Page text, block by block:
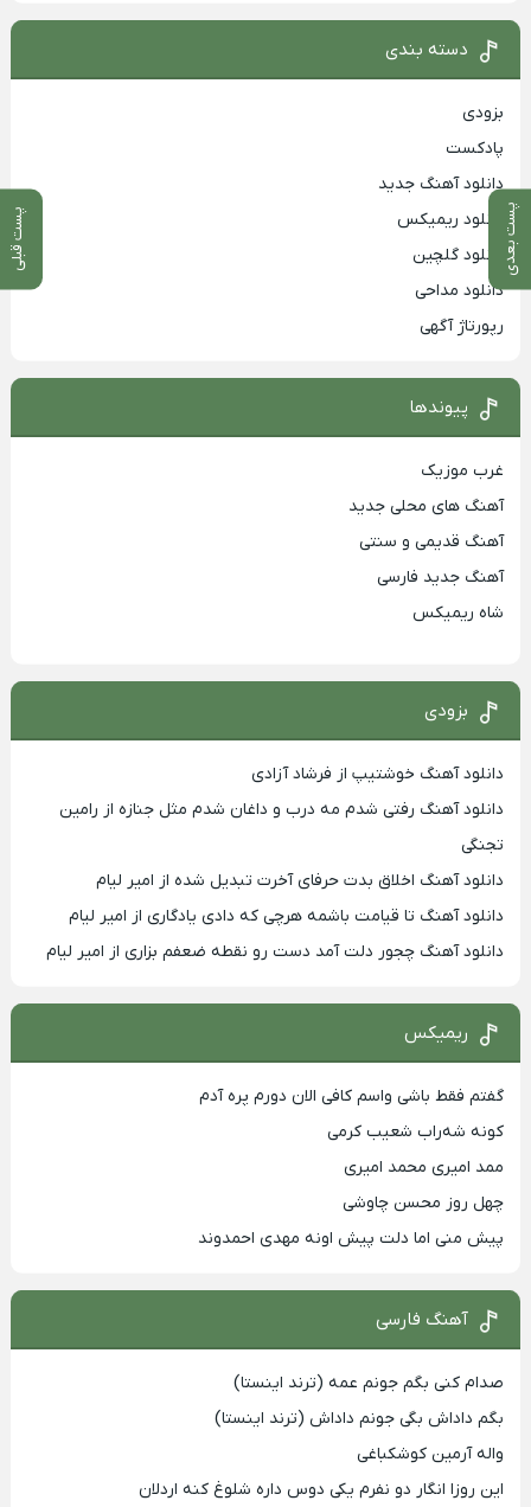
پست بعدی پست قبلی
دسته بندی
بزودی
پادکست
دانلود آهنگ جدید
دانلود ریمیکس
دانلود گلچین
دانلود مداحی
رپورتاژ آگهی
پیوندها
غرب موزیک
آهنگ های محلی جدید
آهنگ قدیمی و سنتی
آهنگ جدید فارسی
شاه ریمیکس
بزودی
دانلود آهنگ خوشتیپ از فرشاد آزادی
دانلود آهنگ رفتی شدم مه درب و داغان شدم مثل جنازه از رامین
تجنگی
دانلود آهنگ اخلاق بدت حرفای آخرت تبدیل شده از امیر لیام
دانلود آهنگ تا قیامت باشمه هرچی که دادی یادگاری از امیر لیام
دانلود آهنگ چجور دلت آمد دست رو نقطه ضعفم بزاری از امیر لیام
ریمیکس
گفتم فقط باشی واسم کافی الان دورم پره آدم
کونه شه‌راب شعیب کرمی
ممد امیری محمد امیری
چهل روز محسن چاوشی
پیش منی اما دلت پیش اونه مهدی احمدوند
آهنگ فارسی
صدام کنی بگم جونم عمه (ترند اینستا)
بگم داداش بگی جونم داداش (ترند اینستا)
واله آرمین کوشکباغی
این روزا انگار دو نفرم یکی دوس داره شلوغ کنه اردلان